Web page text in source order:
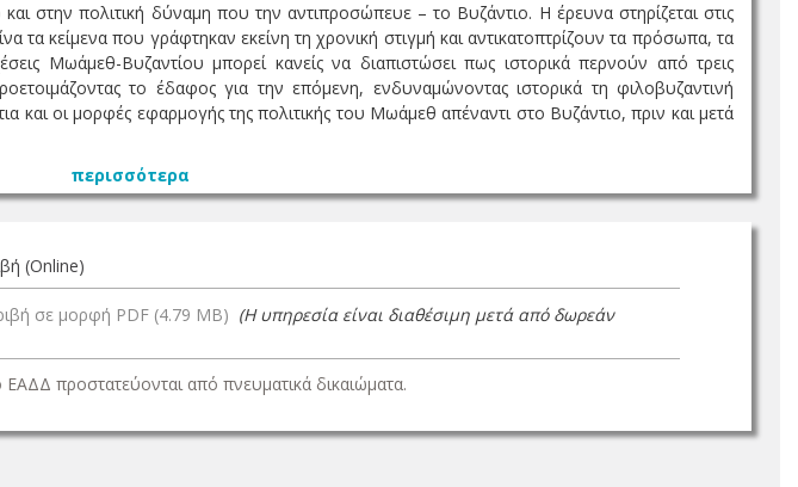
στην πολιτική δύναμη που την αντιπροσώπευε – το Βυζάντιο. Η έρευνα στηρίζεται στις
τα κείμενα που γράφτηκαν εκείνη τη χρονική στιγμή και αντικατοπτρίζουν τα πρόσωπα, τα
Μωάμεθ-Βυζαντίου μπορεί κανείς να διαπιστώσει πως ιστορικά περνούν από τρεις
το έδαφος για την επόμενη, ενδυναμώνοντας ιστορικά τη φιλοβυζαντινή
και οι μορφές εφαρμογής της πολιτικής του Μωάμεθ απέναντι στο Βυζάντιο, πριν και μετά
περισσότερα
(Online)
σε μορφή PDF (4.79 MB) (Η υπηρεσία είναι διαθέσιμη μετά από δωρεάν
προστατεύονται από πνευματικά δικαιώματα.